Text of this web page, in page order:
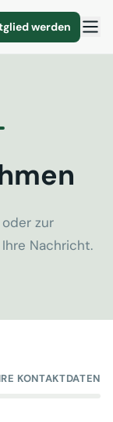
werden
oder zur
Nachricht.
KONTAKTDATEN